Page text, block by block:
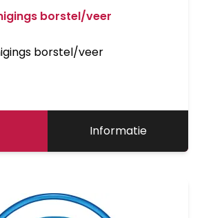
borstel/veer
borstel/veer
Informatie